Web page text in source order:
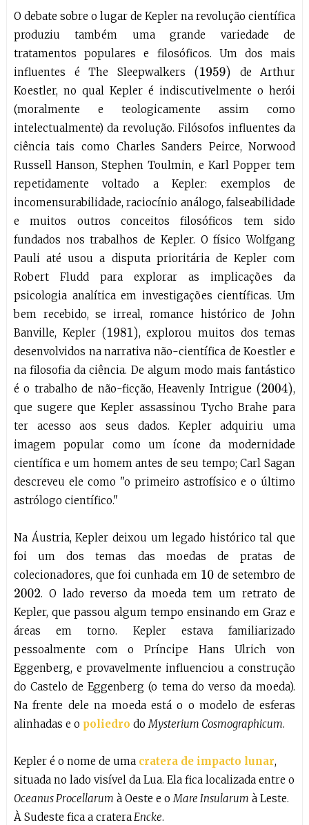
O debate sobre o lugar de Kepler na revolução científica
produziu também uma grande variedade de
tratamentos populares e filosóficos. Um dos mais
influentes é The Sleepwalkers ( 1959)
de Arthur
Koestler, no qual Kepler é indiscutivelmente o herói
(moralmente e teologicamente assim como
intelectualmente) da revolução. Filósofos influentes da
ciência tais como Charles Sanders Peirce, Norwood
Russell Hanson, Stephen Toulmin, e Karl Popper tem
repetidamente voltado a Kepler: exemplos de
incomensurabilidade, raciocínio análogo, falseabilidade
e muitos outros conceitos filosóficos tem sido
fundados nos trabalhos de Kepler. O físico Wolfgang
Pauli até usou a disputa prioritária de Kepler com
Robert Fludd para explorar as implicações da
psicologia analítica em investigações científicas. Um
bem recebido, se irreal, romance histórico de John
Banville, Kepler ( 1981) , explorou muitos dos temas
desenvolvidos na narrativa não-científica de Koestler e
na filosofia da ciência. De algum modo mais fantástico
é o trabalho de não-ficção, Heavenly Intrigue (2004) ,
que sugere que Kepler assassinou Tycho Brahe para
ter acesso aos seus dados. Kepler adquiriu uma
imagem popular como um ícone da modernidade
científica e um homem antes de seu tempo; Carl Sagan
descreveu ele como "o primeiro astrofísico e o último
astrólogo científico."
Na Áustria, Kepler deixou um legado histórico tal que
foi um dos temas das moedas de pratas de
colecionadores, que foi cunhada em 10 de setembro de
2002. O lado reverso da moeda tem um retrato de
Kepler, que passou algum tempo ensinando em Graz e
áreas em torno. Kepler estava familiarizado
pessoalmente com o Príncipe Hans Ulrich von
Eggenberg, e provavelmente influenciou a construção
do Castelo de Eggenberg (o tema do verso da moeda).
Na frente dele na moeda está o o modelo de esferas
alinhadas e o poliedro doMysterium Cosmographicum.
Kepler é o nome de uma cratera de impacto lunar,
situada no lado visível da Lua. Ela fica localizada entre o
Oceanus Procellarum à Oeste e oMare Insularum à Leste.
À Sudeste fica a crateraEncke.